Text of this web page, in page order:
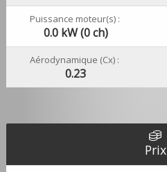
Puissance moteur(s) :
0.0 kW (0 ch)
Aérodynamique (Cx) :
0.23
Prix